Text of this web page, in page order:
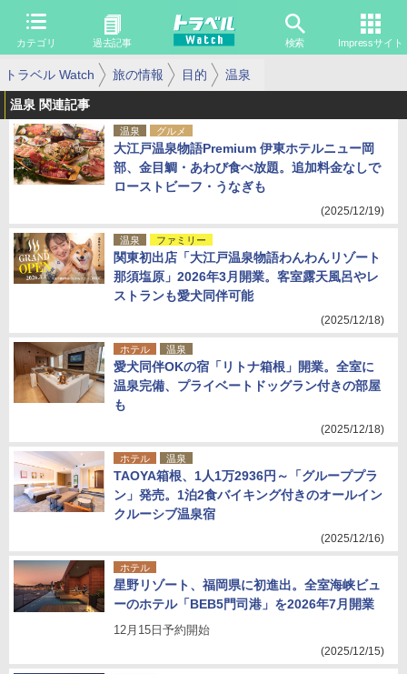
カテゴリ 過去記事 検索 Impressサイト
トラベル Watch 旅の情報 目的 温泉
温泉 関連記事
温泉 グルメ
大江戸温泉物語Premium 伊東ホテルニュー岡
部、金目鯛・あわび食べ放題。追加料金なしで
ローストビーフ・うなぎも
(2025/12/19)
温泉 ファミリー
関東初出店「大江戸温泉物語わんわんリゾート
那須塩原」2026年3月開業。客室露天風呂やレ
ストランも愛犬同伴可能
(2025/12/18)
ホテル 温泉
愛犬同伴OKの宿「リトナ箱根」開業。全室に
温泉完備、プライベートドッグラン付きの部屋
も
(2025/12/18)
ホテル 温泉
TAOYA箱根、1人1万2936円～「グループプラ
ン」発売。1泊2食バイキング付きのオールイン
クルーシブ温泉宿
(2025/12/16)
ホテル
星野リゾート、福岡県に初進出。全室海峡ビュ
ーのホテル「BEB5門司港」を2026年7月開業
12月15日予約開始
(2025/12/15)